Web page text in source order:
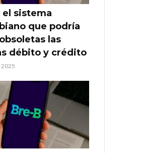
el sistema
que podría
las
débito y crédito